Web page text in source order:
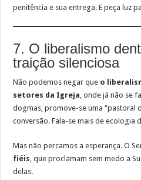
penitência e sua entrega. E peça luz
7. O liberalismo
traição silenciosa
Não podemos negar que o
setores da Igreja, onde já não se
dogmas, promove-se uma “pastoral
conversão. Fala-se mais de ecologia
Mas não percamos a esperança. O
fiéis, que proclamam sem medo a
delas.